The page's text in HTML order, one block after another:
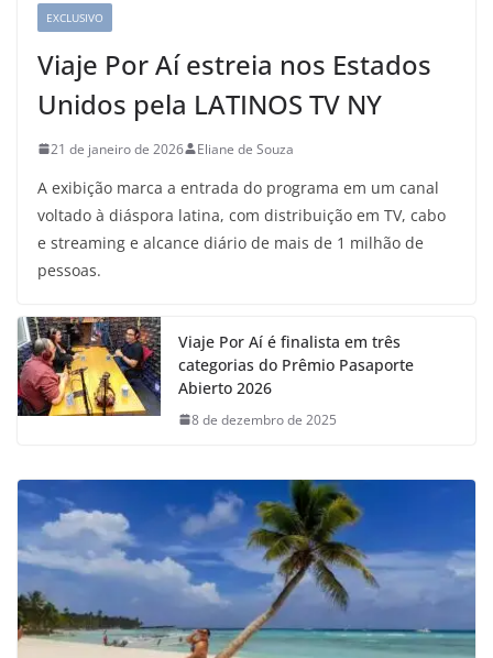
EXCLUSIVO
Viaje Por Aí estreia nos Estados
Unidos pela LATINOS TV NY
21 de janeiro de 2026 Eliane de Souza
A exibição marca a entrada do programa em um canal
voltado à diáspora latina, com distribuição em TV, cabo
e streaming e alcance diário de mais de 1 milhão de
pessoas.
Viaje Por Aí é finalista em três
categorias do Prêmio Pasaporte
Abierto 2026
8 de dezembro de 2025